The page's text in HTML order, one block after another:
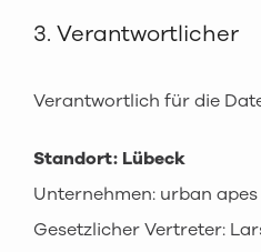
3. Verantwortlicher
Verantwortlich für die
Standort: Lübeck
Unternehmen: urban
Gesetzlicher Vertreter: